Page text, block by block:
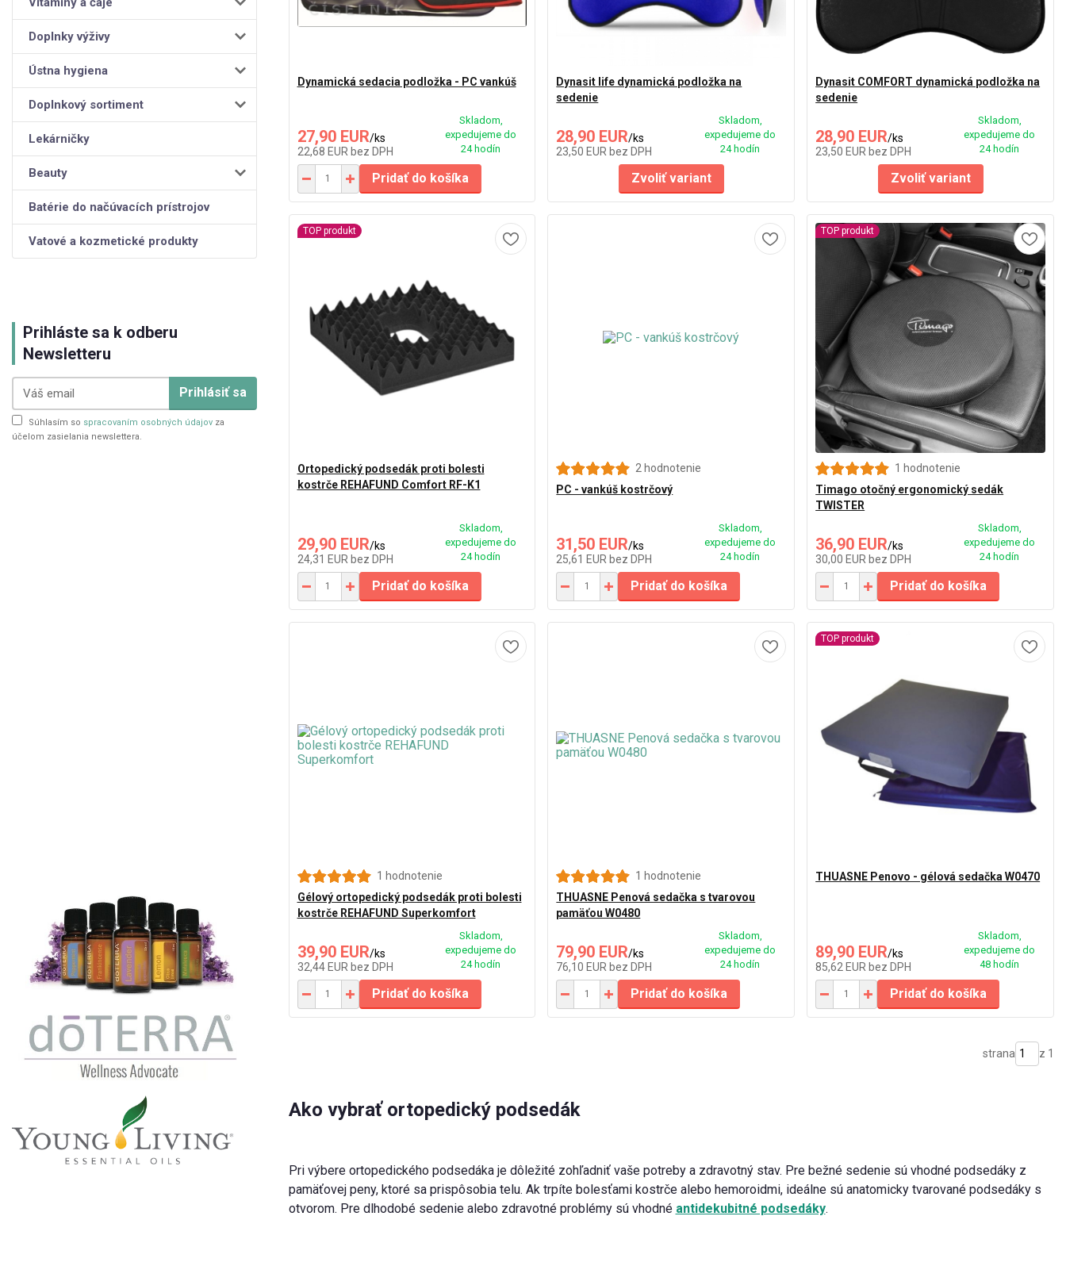
Doplnky výživy
Ústna hygiena
Doplnkový sortiment
Lekárničky
Beauty
Batérie do načúvacích prístrojov
Vatové a kozmetické produkty
Prihláste sa k odberu
Newsletteru
Prihlásiť sa
Súhlasím so spracovaním osobných údajov za
účelom zasielania newslettera.
Dynamická sedacia podložka - PC vankúš
27,90 EUR/ks
22,68 EUR bez DPH
Skladom,
expedujeme do
24 hodín
Pridať do košíka
Dynasit life dynamická podložka na
sedenie
28,90 EUR/ks
23,50 EURbez DPH
Skladom,
expedujeme do
24 hodín
Zvoliť variant
Dynasit COMFORT dynamická podložka na
sedenie
28,90 EUR/ks
23,50 EURbez DPH
Skladom,
expedujeme do
24 hodín
Zvoliť variant
TOP produkt
Ortopedický podsedák proti bolesti
kostrče REHAFUND Comfort RF-K1
29,90 EUR/ks
24,31 EUR bez DPH
Skladom,
expedujeme do
24 hodín
Pridať do košíka
2 hodnotenie
PC - vankúš kostrčový
31,50 EUR/ks
25,61 EURbez DPH
Skladom,
expedujeme do
24 hodín
Pridať do košíka
TOP produkt
1 hodnotenie
Timago otočný ergonomický sedák
TWISTER
36,90 EUR/ks
30,00 EURbez DPH
Skladom,
expedujeme do
24 hodín
Pridať do košíka
1 hodnotenie
Gélový ortopedický podsedák proti bolesti
kostrče REHAFUND Superkomfort
39,90 EUR/ks
32,44 EUR bez DPH
Skladom,
expedujeme do
24 hodín
Pridať do košíka
1 hodnotenie
THUASNE Penová sedačka s tvarovou
pamäťou W0480
79,90 EUR/ks
76,10 EURbez DPH
Skladom,
expedujeme do
24 hodín
Pridať do košíka
TOP produkt
THUASNE Penovo - gélová sedačka W0470
89,90 EUR/ks
85,62 EURbez DPH
Skladom,
expedujeme do
48 hodín
Pridať do košíka
strana z 1
Ako vybrať ortopedický podsedák
Pri výbere ortopedického podsedáka je dôležité zohľadniť vaše potreby a zdravotný stav. Pre bežné sedenie sú vhodné podsedáky z
pamäťovej peny, ktoré sa prispôsobia telu. Ak trpíte bolesťami kostrče alebo hemoroidmi, ideálne sú anatomicky tvarované podsedáky s
otvorom. Pre dlhodobé sedenie alebo zdravotné problémy sú vhodné antidekubitné podsedáky.